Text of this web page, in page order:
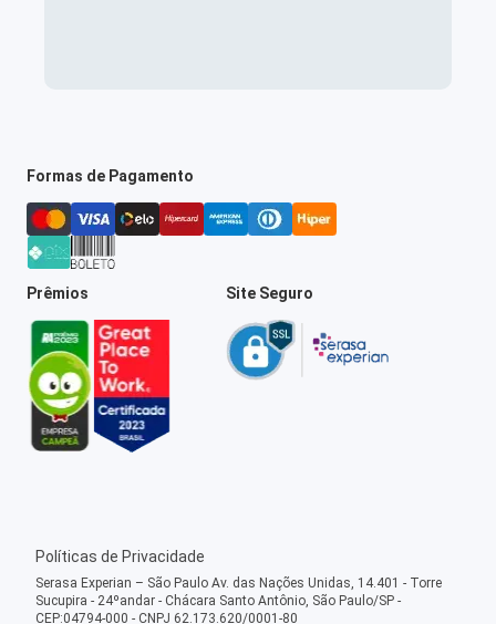
Formas de Pagamento
Prêmios Site Seguro
Políticas de Privacidade
Serasa Experian – São Paulo Av. das Nações Unidas, 14.401 - Torre
Sucupira - 24ºandar - Chácara Santo Antônio, São Paulo/SP -
CEP:04794-000 - CNPJ 62.173.620/0001-80